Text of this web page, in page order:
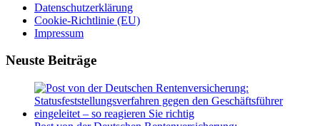
Datenschutzerklärung
Cookie-Richtlinie (EU)
Impressum
Neuste Beiträge